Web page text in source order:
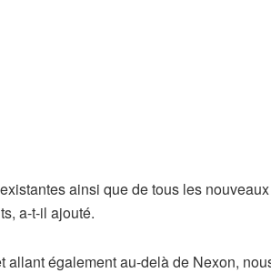
ainsi que de tous les nouveaux
a-t-il ajouté.
allant également au-delà de Nexon,